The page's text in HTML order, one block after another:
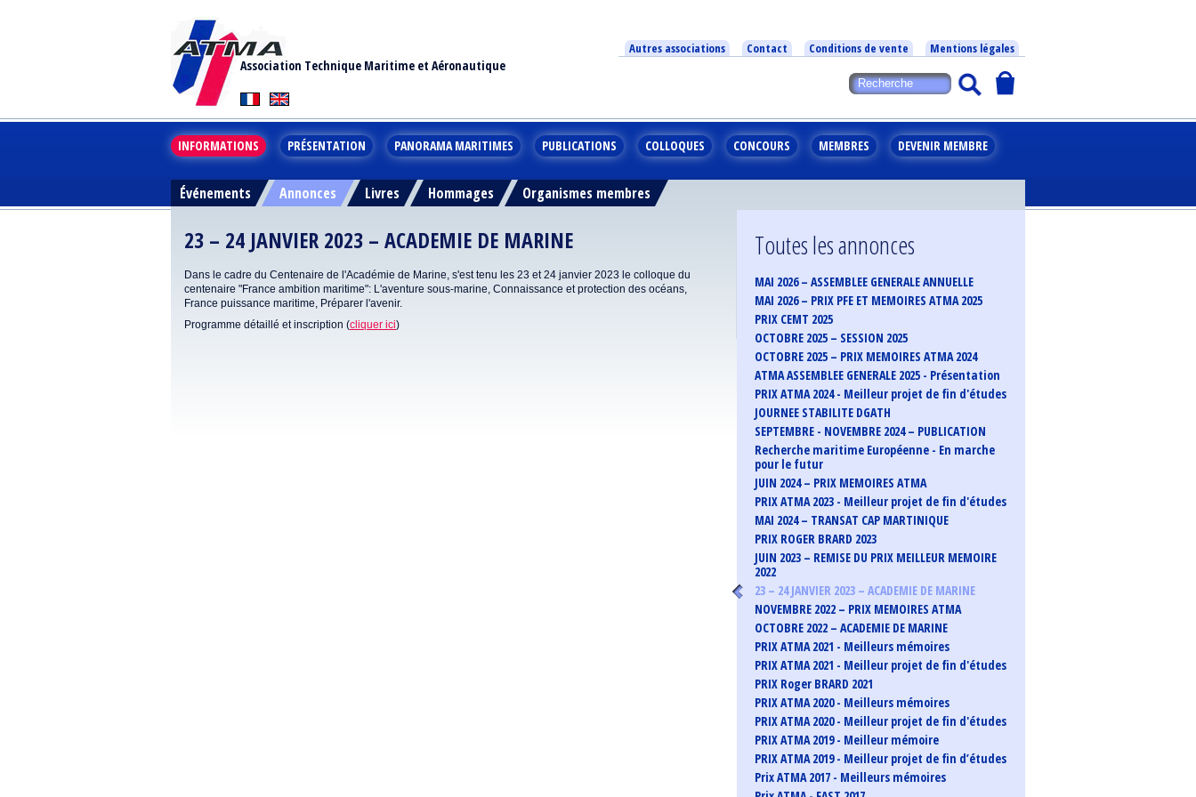
Association Technique Maritime et Aéronautique
Autres associations Contact Conditions de vente Mentions légales
INFORMATIONS PRÉSENTATION PANORAMA MARITIMES PUBLICATIONS COLLOQUES CONCOURS MEMBRES DEVENIR MEMBRE
Événements Annonces Livres Hommages Organismes membres
23 – 24 JANVIER 2023 – ACADEMIE DE MARINE
Dans le cadre du Centenaire de l'Académie de Marine, s'est tenu les 23 et 24 janvier 2023 le colloque du
centenaire "France ambition maritime": L'aventure sous-marine, Connaissance et protection des océans,
France puissance maritime, Préparer l'avenir.
Programme détaillé et inscription (cliquer ici)
Toutes les annonces
MAI 2026 – ASSEMBLEE GENERALE ANNUELLE
MAI 2026 – PRIX PFE ET MEMOIRES ATMA 2025
PRIX CEMT 2025
OCTOBRE 2025 – SESSION 2025
OCTOBRE 2025 – PRIX MEMOIRES ATMA 2024
ATMA ASSEMBLEE GENERALE 2025 - Présentation
PRIX ATMA 2024 - Meilleur projet de fin d'études
JOURNEE STABILITE DGATH
SEPTEMBRE - NOVEMBRE 2024 – PUBLICATION
Recherche maritime Européenne - En marche
pour le futur
JUIN 2024 – PRIX MEMOIRES ATMA
PRIX ATMA 2023 - Meilleur projet de fin d'études
MAI 2024 – TRANSAT CAP MARTINIQUE
PRIX ROGER BRARD 2023
JUIN 2023 – REMISE DU PRIX MEILLEUR MEMOIRE
2022
23 – 24 JANVIER 2023 – ACADEMIE DE MARINE
NOVEMBRE 2022 – PRIX MEMOIRES ATMA
OCTOBRE 2022 – ACADEMIE DE MARINE
PRIX ATMA 2021 - Meilleurs mémoires
PRIX ATMA 2021 - Meilleur projet de fin d'études
PRIX Roger BRARD 2021
PRIX ATMA 2020 - Meilleurs mémoires
PRIX ATMA 2020 - Meilleur projet de fin d'études
PRIX ATMA 2019 - Meilleur mémoire
PRIX ATMA 2019 - Meilleur projet de fin d’études
Prix ATMA 2017 - Meilleurs mémoires